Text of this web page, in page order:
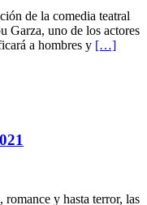
de la comedia teatral
Garza, uno de los actores
a hombres y […]
romance y hasta terror, las